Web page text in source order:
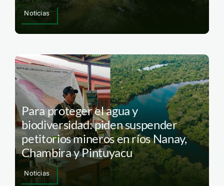
Noticias
Para proteger el agua y
biodiversidad: piden suspender
petitorios mineros en ríos Nanay,
Chambira y Pintuyacu
Noticias